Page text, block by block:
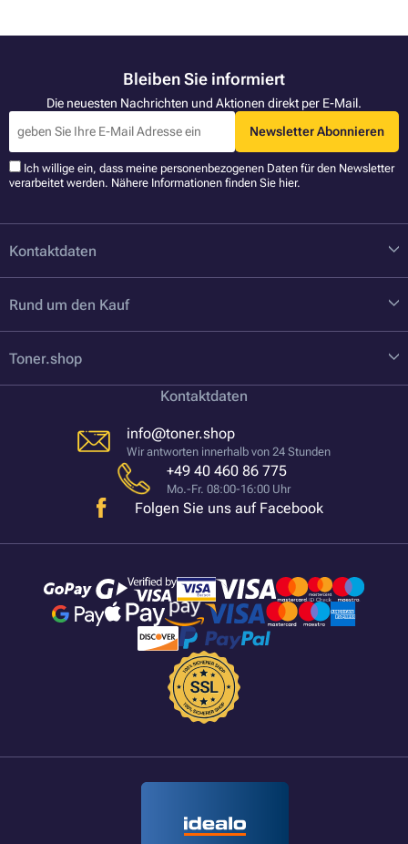
Bleiben Sie informiert
Die neuesten Nachrichten und Aktionen direkt per E-Mail.
Newsletter Abonnieren
Ich willige ein, dass meine personenbezogenen Daten für den Newsletter
verarbeitet werden. Nähere Informationen finden Sie hier.
Kontaktdaten
Rund um den Kauf
Toner.shop
Kontaktdaten
info@toner.shop
Wir antworten innerhalb von 24 Stunden
+49 40 460 86 775
Mo.-Fr. 08:00-16:00 Uhr
Folgen Sie uns auf Facebook